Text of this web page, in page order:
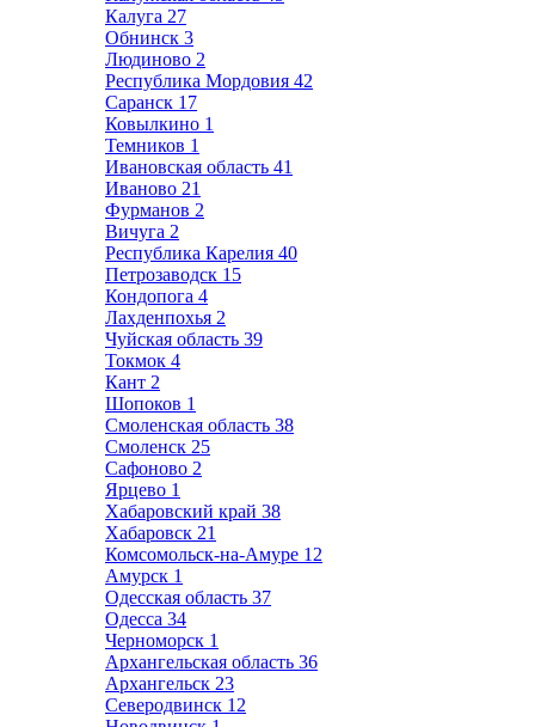
Калуга 27
Обнинск 3
Людиново 2
Республика Мордовия 42
Саранск 17
Ковылкино 1
Темников 1
Ивановская область 41
Иваново 21
Фурманов 2
Вичуга 2
Республика Карелия 40
Петрозаводск 15
Кондопога 4
Лахденпохья 2
Чуйская область 39
Токмок 4
Кант 2
Шопоков 1
Смоленская область 38
Смоленск 25
Сафоново 2
Ярцево 1
Хабаровский край 38
Хабаровск 21
Комсомольск-на-Амуре 12
Амурск 1
Одесская область 37
Одесса 34
Черноморск 1
Архангельская область 36
Архангельск 23
Северодвинск 12